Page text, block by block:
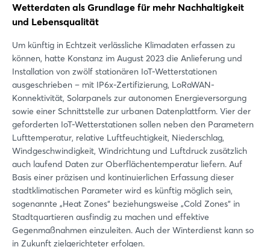
Wetterdaten als Grundlage für mehr Nachhaltigkeit
und Lebensqualität
Um künftig in Echtzeit verlässliche Klimadaten erfassen zu
können, hatte Konstanz im August 2023 die Anlieferung und
Installation von zwölf stationären IoT-Wetterstationen
ausgeschrieben – mit IP6x-Zertifizierung, LoRaWAN-
Konnektivität, Solarpanels zur autonomen Energieversorgung
sowie einer Schnittstelle zur urbanen Datenplattform. Vier der
geforderten IoT-Wetterstationen sollen neben den Parametern
Lufttemperatur, relative Luftfeuchtigkeit, Niederschlag,
Windgeschwindigkeit, Windrichtung und Luftdruck zusätzlich
auch laufend Daten zur Oberflächentemperatur liefern. Auf
Basis einer präzisen und kontinuierlichen Erfassung dieser
stadtklimatischen Parameter wird es künftig möglich sein,
sogenannte „Heat Zones“ beziehungsweise „Cold Zones“ in
Stadtquartieren ausfindig zu machen und effektive
Gegenmaßnahmen einzuleiten. Auch der Winterdienst kann so
in Zukunft zielgerichteter erfolgen.
Login